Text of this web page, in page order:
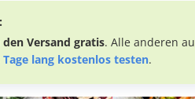
Versand gratis. Alle anderen
Tage lang kostenlos testen.